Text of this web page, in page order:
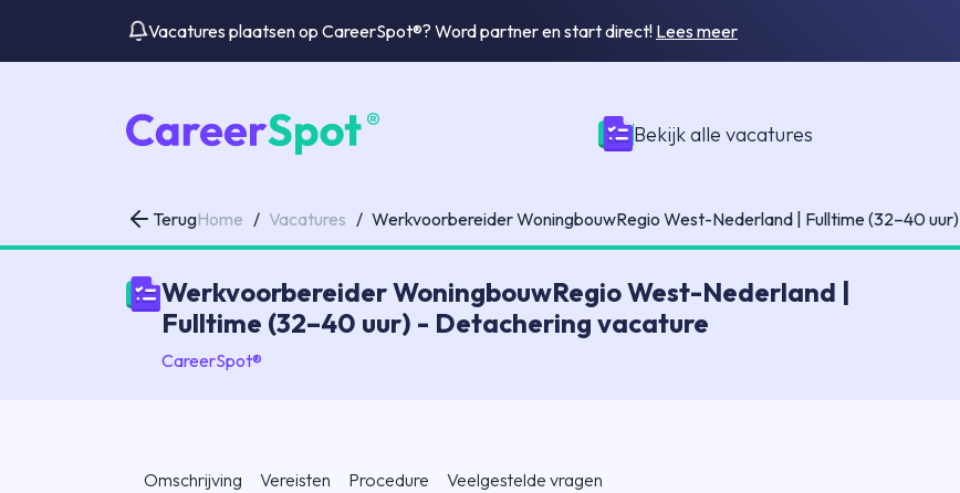
Vacatures plaatsen op CareerSpot®? Word partner en start direct! Lees meer
Bekijk alle vacatures
TerugHome / Vacatures / Werkvoorbereider WoningbouwRegio West-Nederland | Fulltime (32–40 uur)
Werkvoorbereider WoningbouwRegio West-Nederland |
Fulltime (32–40 uur) - Detachering vacature
CareerSpot®
Omschrijving Vereisten Procedure Veelgestelde vragen